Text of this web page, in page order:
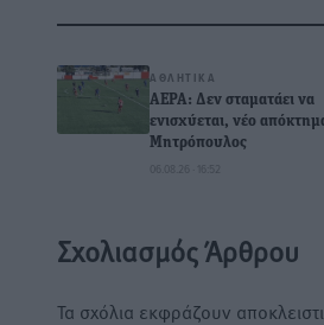
ΑΘΛΗΤΙΚΆ
ΑΕΡΑ: Δεν σταματάει να
ενισχύεται, νέο
Μητρόπουλος
06.08.26 · 16:52
Σχολιασμός Άρθρου
Τα σχόλια εκφράζουν